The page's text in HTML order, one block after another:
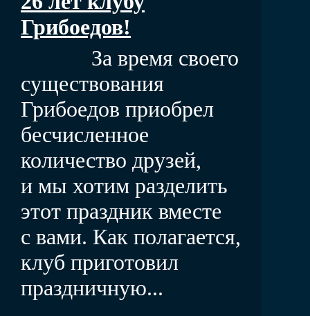
Грибоедов!
За время своего
существования
Грибоедов приобрел
бесчисленное
количество друзей,
и мы хотим разделить
этот праздник вместе
с вами. Как полагается,
клуб приготовил
праздничную...